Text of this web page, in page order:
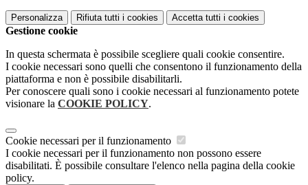
Personalizza Rifiuta tutti i cookies Accetta tutti i cookies
Gestione cookie
In questa schermata è possibile scegliere quali cookie consentire.
I cookie necessari sono quelli che consentono il funzionamento della
piattaforma e non è possibile disabilitarli.
Per conoscere quali sono i cookie necessari al funzionamento potete
visionare la COOKIE POLICY.
Cookie necessari per il funzionamento
I cookie necessari per il funzionamento non possono essere
disabilitati. È possibile consultare l'elenco nella pagina della cookie
policy.